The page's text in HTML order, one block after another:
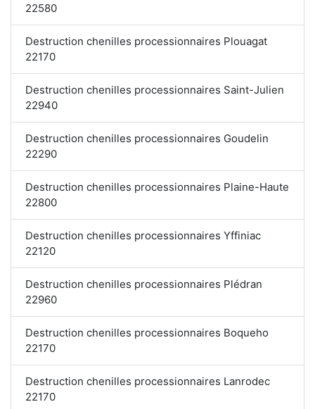
22580
Destruction chenilles processionnaires Plouagat
22170
Destruction chenilles processionnaires Saint-Julien
22940
Destruction chenilles processionnaires Goudelin
22290
Destruction chenilles processionnaires Plaine-Haute
22800
Destruction chenilles processionnaires Yffiniac
22120
Destruction chenilles processionnaires Plédran
22960
Destruction chenilles processionnaires Boqueho
22170
Destruction chenilles processionnaires Lanrodec
22170